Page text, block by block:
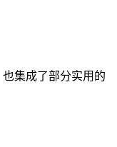
集成了部分实用的